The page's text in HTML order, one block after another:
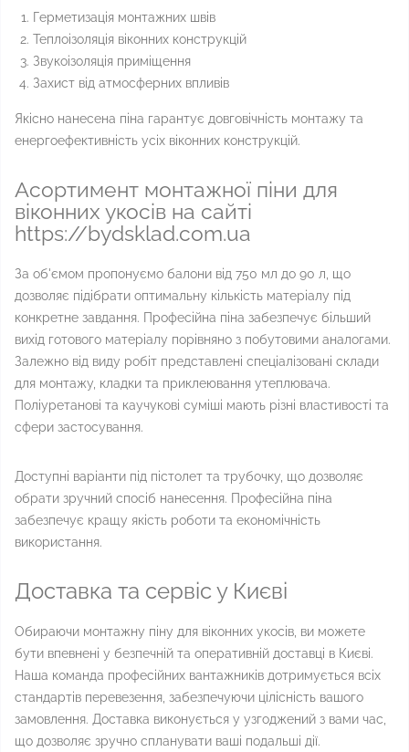
Герметизація монтажних швів
Теплоізоляція віконних конструкцій
Звукоізоляція приміщення
Захист від атмосферних впливів
Якісно нанесена піна гарантує довговічність монтажу та
енергоефективність усіх віконних конструкцій.
Асортимент монтажної піни для
віконних укосів на сайті
https://bydsklad.com.ua
За об'ємом пропонуємо балони від 750 мл до 90 л, що
дозволяє підібрати оптимальну кількість матеріалу під
конкретне завдання. Професійна піна забезпечує більший
вихід готового матеріалу порівняно з побутовими аналогами.
Залежно від виду робіт представлені спеціалізовані склади
для монтажу, кладки та приклеювання утеплювача.
Поліуретанові та каучукові суміші мають різні властивості та
сфери застосування.
Доступні варіанти під пістолет та трубочку, що дозволяє
обрати зручний спосіб нанесення. Професійна піна
забезпечує кращу якість роботи та економічність
використання.
Доставка та сервіс у Києві
Обираючи монтажну піну для віконних укосів, ви можете
бути впевнені у безпечній та оперативній доставці в Києві.
Наша команда професійних вантажників дотримується всіх
стандартів перевезення, забезпечуючи цілісність вашого
замовлення. Доставка виконується у узгоджений з вами час,
що дозволяє зручно спланувати ваші подальші дії.